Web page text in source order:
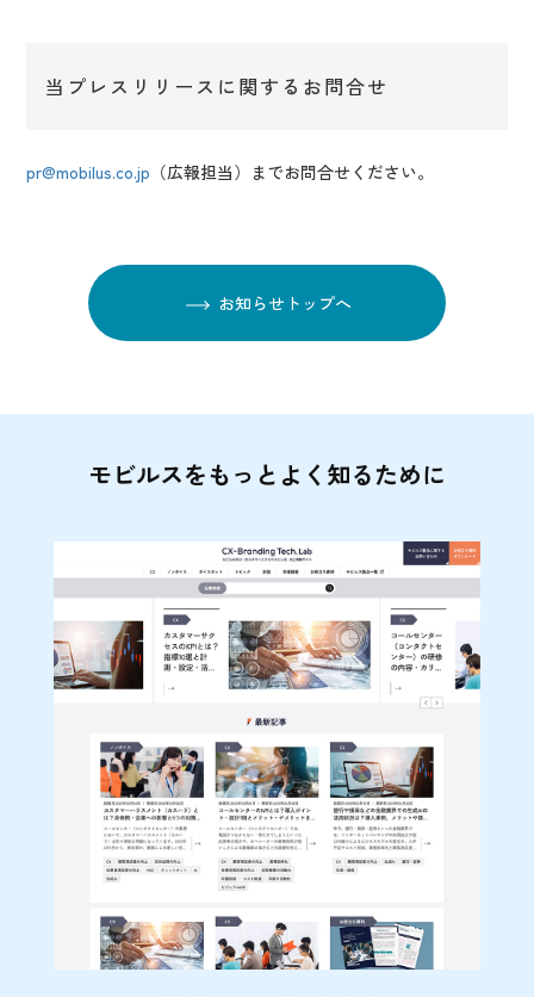
当プレスリリースに関するお問合せ
pr@mobilus.co.jp （広報担当）までお問合せください。
お知らせトップへ
モビルスをもっとよく知るために